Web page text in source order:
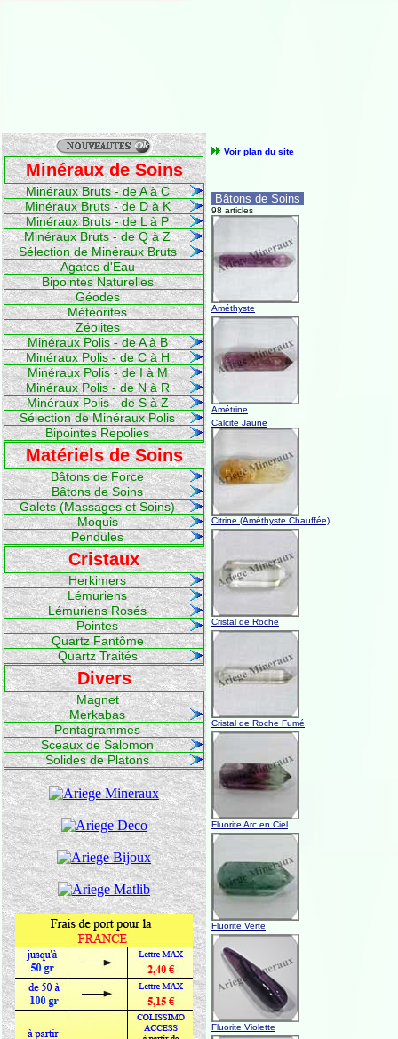
Minéraux de Soins
Minéraux Bruts - de A à C
Minéraux Bruts - de D à K
Minéraux Bruts - de L à P
Minéraux Bruts - de Q à Z
Sélection de Minéraux Bruts
Agates d'Eau
Bipointes Naturelles
Géodes
Météorites
Zéolites
Minéraux Polis - de A à B
Minéraux Polis - de C à H
Minéraux Polis - de I à M
Minéraux Polis - de N à R
Minéraux Polis - de S à Z
Sélection de Minéraux Polis
Bipointes Repolies
Matériels de Soins
Bâtons de Force
Bâtons de Soins
Galets (Massages et Soins)
Moquis
Pendules
Cristaux
Herkimers
Lémuriens
Lémuriens Rosés
Pointes
Quartz Fantôme
Quartz Traités
Divers
Magnet
Merkabas
Pentagrammes
Sceaux de Salomon
Solides de Platons
Voir plan du site
Bâtons de Soins
98 articles
Améthyste
Amétrine
Calcite Jaune
Citrine (Améthyste Chauffée)
Cristal de Roche
Cristal de Roche Fumé
Fluorite Arc en Ciel
Fluorite Verte
Fluorite Violette